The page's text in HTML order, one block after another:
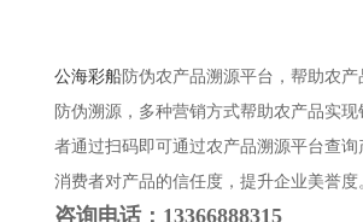
公海彩船防伪农产品溯源平台，帮助农
防伪溯源，多种营销方式帮助农产品实
者通过扫码即可通过农产品溯源平台查询
消费者对产品的信任度，提升企业美誉度
咨询电话：13366888315